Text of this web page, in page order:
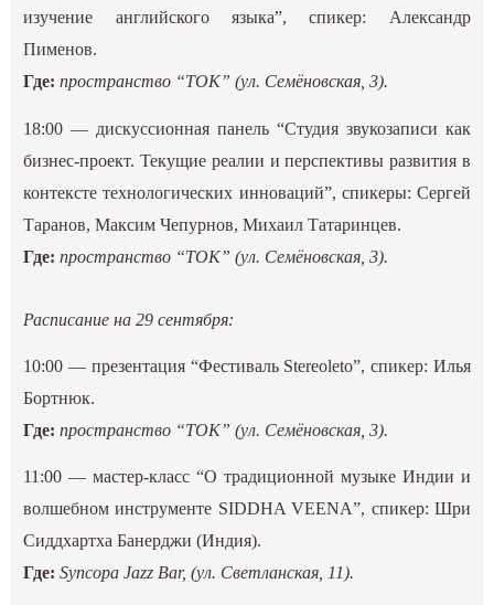
изучение английского языка”, спикер: Александр
Пименов.
Где: пространство “ТОК” (ул. Семёновская, 3).
18:00 — дискуссионная панель “Студия звукозаписи как
бизнес-проект. Текущие реалии и перспективы развития в
контексте технологических инноваций”, спикеры: Сергей
Таранов, Максим Чепурнов, Михаил Татаринцев.
Где: пространство “ТОК” (ул. Семёновская, 3).
Расписание на 29 сентября:
10:00 — презентация “Фестиваль Stereoleto”, спикер: Илья
Бортнюк.
Где: пространство “ТОК” (ул. Семёновская, 3).
11:00 — мастер-класс “О традиционной музыке Индии и
волшебном инструменте SIDDHA VEENA”, спикер: Шри
Сиддхартха Банерджи (Индия).
Где: Syncopa Jazz Bar, (ул. Светланская, 11).